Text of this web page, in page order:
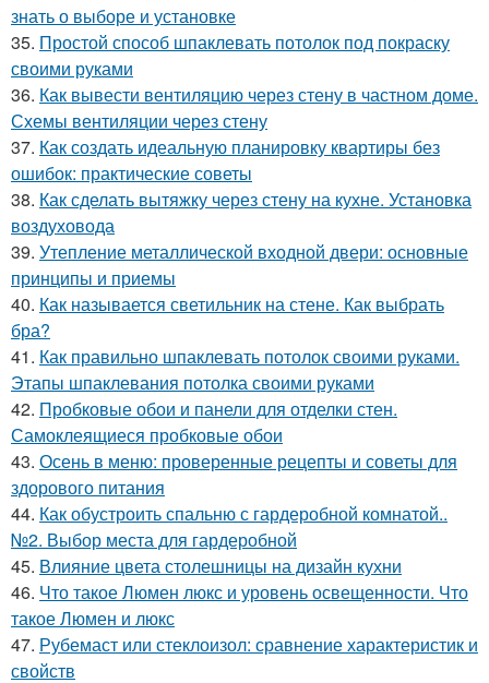
знать о выборе и установке
35. Простой способ шпаклевать потолок под покраску
своими руками
36. Как вывести вентиляцию через стену в частном доме.
Схемы вентиляции через стену
37. Как создать идеальную планировку квартиры без
ошибок: практические советы
38. Как сделать вытяжку через стену на кухне. Установка
воздуховода
39. Утепление металлической входной двери: основные
принципы и приемы
40. Как называется светильник на стене. Как выбрать
бра?
41. Как правильно шпаклевать потолок своими руками.
Этапы шпаклевания потолка своими руками
42. Пробковые обои и панели для отделки стен.
Самоклеящиеся пробковые обои
43. Осень в меню: проверенные рецепты и советы для
здорового питания
44. Как обустроить спальню с гардеробной комнатой..
№2. Выбор места для гардеробной
45. Влияние цвета столешницы на дизайн кухни
46. Что такое Люмен люкс и уровень освещенности. Что
такое Люмен и люкс
47. Рубемаст или стеклоизол: сравнение характеристик и
свойств